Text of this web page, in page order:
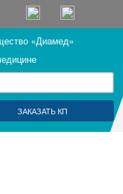
«Диамед»
ЗАКАЗАТЬ КП